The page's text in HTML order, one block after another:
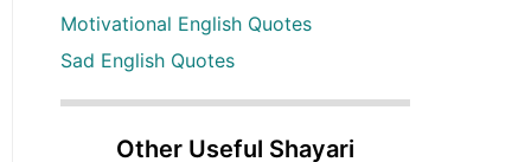
Motivational English Quotes
Sad English Quotes
Other Useful Shayari